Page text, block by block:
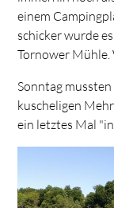
einem
schicker wurde
Tornower
Sonntag
kuscheligen
ein letztes Mal "in